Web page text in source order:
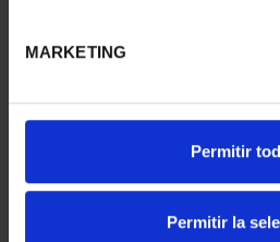
MARKETING
Permitir
Permitir la
Sólo para usuarios